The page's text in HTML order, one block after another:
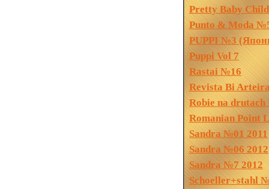
Pretty Baby
Punto & Moda
PUPPI №3
Puppi Vol 7
Rastai №16
Revista Bi
Robie na
Romanian Point
Sandra №01 2011
Sandra №06 2012
Sandra №7 2012
Schoeller+stahl